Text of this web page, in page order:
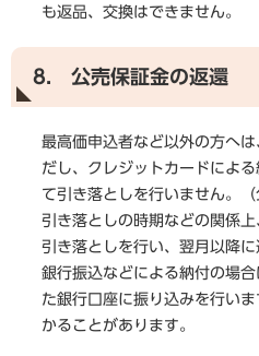
も返品、交換はできません。
8. 公売保証金の返還
最高価申込者など以外の方へ
だし、クレジットカードによ
て引き落としを行いません。
引き落としの時期などの関係
引き落としを行い、翌月以降
銀行振込などによる納付の場
た銀行口座に振り込みを行い
かることがあります。